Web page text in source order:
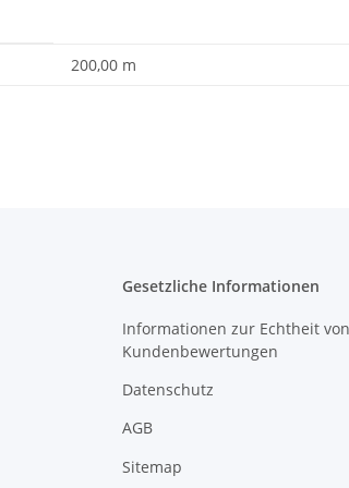
200,00 m
Gesetzliche Informationen
Informationen zur Echtheit von
Kundenbewertungen
Datenschutz
AGB
Sitemap